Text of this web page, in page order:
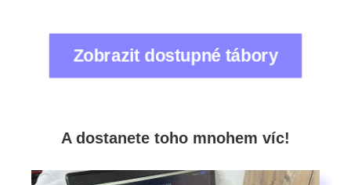
Zobrazit dostupné tábory
A dostanete toho mnohem víc!